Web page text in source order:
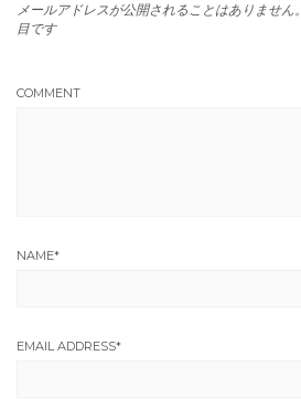
メールアドレスが公開されることはありません。
目です
COMMENT
NAME*
EMAIL ADDRESS*